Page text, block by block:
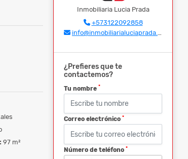
97 m²
Inmobiliaria Lucia Prada
+573122092858
info@inmobiliarialuciaprada.com
¿Prefieres que te
contactemos?
Tu nombre *
Correo electrónico *
Número de teléfono *